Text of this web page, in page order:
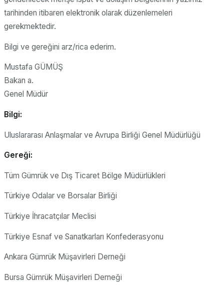
tarihinden itibaren elektronik olarak düzenlemeleri
gerekmektedir.
Bilgi ve gereğini arz/rica ederim.
Mustafa GÜMÜŞ
Bakan a.
Genel Müdür
Bilgi:
Uluslararası Anlaşmalar ve Avrupa Birliği Genel Müdürlüğü
Gereği:
Tüm Gümrük ve Dış Ticaret Bölge Müdürlükleri
Türkiye Odalar ve Borsalar Birliği
Türkiye İhracatçılar Meclisi
Türkiye Esnaf ve Sanatkarları Konfederasyonu
Ankara Gümrük Müşavirleri Derneği
Bursa Gümrük Müşavirleri Derneği